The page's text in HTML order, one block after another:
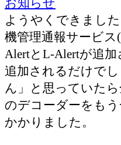
お知らせ
ようやくできまし
機管理通報サービス
AlertとL-Alertが追
追加されるだけで
ん」と思っていた
のデコーダーをも
かかりました。